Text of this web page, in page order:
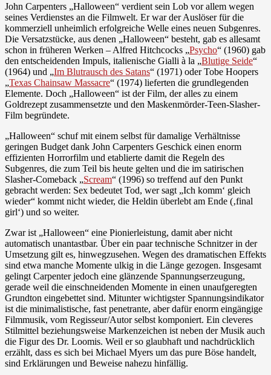
John Carpenters „Halloween“ verdient sein Lob vor allem wegen
seines Verdienstes an die Filmwelt. Er war der Auslöser für die
kommerziell unheimlich erfolgreiche Welle eines neuen Subgenres.
Die Versatzstücke, aus denen „Halloween“ besteht, gab es allesamt
schon in früheren Werken – Alfred Hitchcocks „Psycho“ (1960) gab
den entscheidenden Impuls, italienische Gialli à la „Blutige Seide“
(1964) und „Im Blutrausch des Satans“ (1971) oder Tobe Hoopers
„Texas Chainsaw Massacre“ (1974) lieferten die grundlegenden
Elemente. Doch „Halloween“ ist der Film, der alles zu einem
Goldrezept zusammensetzte und den Maskenmörder-Teen-Slasher-
Film begründete.
„Halloween“ schuf mit einem selbst für damalige Verhältnisse
geringen Budget dank John Carpenters Geschick einen enorm
effizienten Horrorfilm und etablierte damit die Regeln des
Subgenres, die zum Teil bis heute gelten und die im satirischen
Slasher-Comeback „Scream“ (1996) so treffend auf den Punkt
gebracht werden: Sex bedeutet Tod, wer sagt „Ich komm‘ gleich
wieder“ kommt nicht wieder, die Heldin überlebt am Ende (‚final
girl‘) und so weiter.
Zwar ist „Halloween“ eine Pionierleistung, damit aber nicht
automatisch unantastbar. Über ein paar technische Schnitzer in der
Umsetzung gilt es, hinwegzusehen. Wegen des dramatischen Effekts
sind etwa manche Momente ulkig in die Länge gezogen. Insgesamt
gelingt Carpenter jedoch eine glänzende Spannungserzeugung,
gerade weil die einschneidenden Momente in einen unaufgeregten
Grundton eingebettet sind. Mitunter wichtigster Spannungsindikator
ist die minimalistische, fast penetrante, aber dafür enorm eingängige
Filmmusik, vom Regisseur/Autor selbst komponiert. Ein cleveres
Stilmittel beziehungsweise Markenzeichen ist neben der Musik auch
die Figur des Dr. Loomis. Weil er so glaubhaft und nachdrücklich
erzählt, dass es sich bei Michael Myers um das pure Böse handelt,
sind Erklärungen und Beweise nahezu hinfällig.